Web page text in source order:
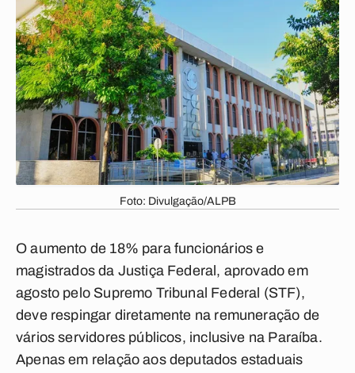
Foto: Divulgação/ALPB
O aumento de 18% para funcionários e
magistrados da Justiça Federal, aprovado em
agosto pelo Supremo Tribunal Federal (STF),
deve respingar diretamente na remuneração de
vários servidores públicos, inclusive na Paraíba.
Apenas em relação aos deputados estaduais